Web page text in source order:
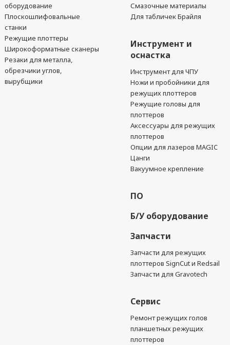
оборудование
Плоскошлифовальные
станки
Режущие плоттеры
Широкоформатные сканеры
Резаки для металла,
обрезчики углов,
вырубщики
Смазочные материалы
Для табличек Брайля
Инструмент и
оснастка
Инструмент для ЧПУ
Ножи и пробойники для
режущих плоттеров
Режущие головы для
плоттеров
Аксессуары для режущих
плоттеров
Опции для лазеров MAGIC
Цанги
Вакуумное крепление
ПО
Б/У оборудование
Запчасти
Запчасти для режущих
плоттеров SignCut и Redsail
Запчасти для Gravotech
Сервис
Ремонт режущих голов
планшетных режущих
плоттеров